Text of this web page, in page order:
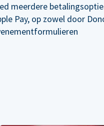
meerdere
Pay, op zowel door